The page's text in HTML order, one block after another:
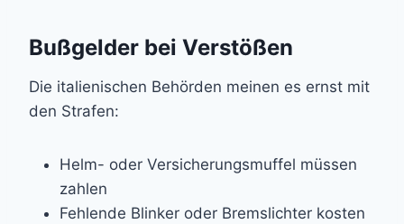
Bußgelder bei Verstößen
Die italienischen Behörden meinen es ernst mit
den Strafen:
Helm- oder Versicherungsmuffel müssen
zahlen
Fehlende Blinker oder Bremslichter kosten